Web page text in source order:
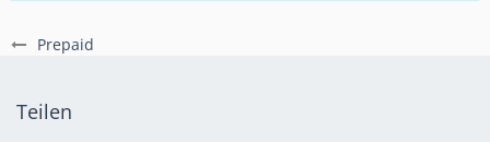
Prepaid
Teilen